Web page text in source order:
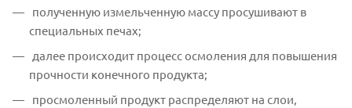
полученную измельченную массу просушивают в
специальных печах;
далее происходит процесс осмоления для повышения
прочности конечного продукта;
просмоленный продукт распределяют на слои,